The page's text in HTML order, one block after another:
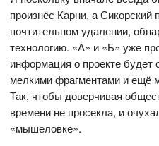
произнёс Карни, а Сикорский
почтительном удалении,
технологию. «А» и «Б» уже
информация о проекте будет
мелкими фрагментами и ещё
Так, чтобы доверчивая
времени не просекла, и
«мышеловке».